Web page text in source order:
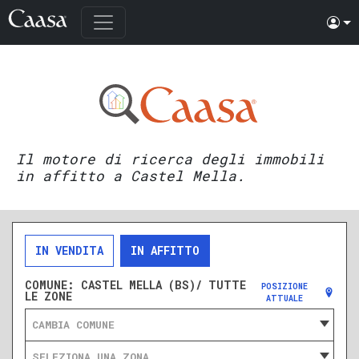
Il motore di ricerca degli immobili
in affitto a Castel Mella.
IN VENDITA IN AFFITTO
COMUNE: CASTEL MELLA (BS)/ TUTTE
LE ZONE
POSIZIONE
ATTUALE
CAMBIA COMUNE